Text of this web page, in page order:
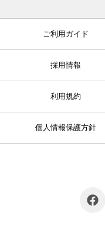
ご利用ガイド
採用情報
利用規約
個人情報保護方針